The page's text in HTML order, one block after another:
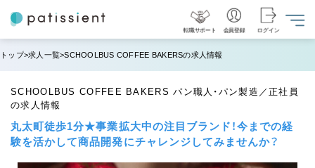
転職サポート 会員登録 ログイン
トップ 求人一覧 SCHOOLBUS COFFEE BAKERSの求人情報
SCHOOLBUS COFFEE BAKERS パン職人・パン製造／正社員
の求人情報
丸太町徒歩1分★事業拡大中の注目ブランド！今までの経
験を活かして商品開発にチャレンジしてみませんか？